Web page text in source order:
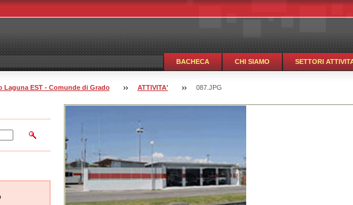
BACHECA CHI SIAMO SETTORI
Laguna EST - Comunde di Grado ATTIVITA' 087.JPG